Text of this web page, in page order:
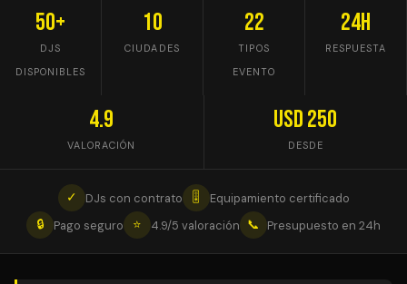
50+
DJS
DISPONIBLES
10
CIUDADES
22
TIPOS
EVENTO
24h
RESPUESTA
4.9
VALORACIÓN
USD 250
DESDE
✓ DJs con contrato 🎚
Equipamiento certificado
🔒
Pago seguro ⭐ 4.9/5 valoración 📞 Presupuesto en 24h